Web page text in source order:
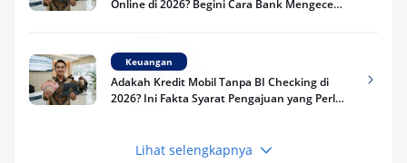
Online di 2026? Begini Cara Bank Mengecek
Keuangan
Adakah Kredit Mobil Tanpa BI Checking di
2026? Ini Fakta Syarat Pengajuan yang Perlu
Keuangan
Lihat selengkapnya